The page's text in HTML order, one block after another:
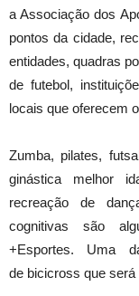
a Associação dos
pontos da cidade,
entidades, quadras
de futebol,
locais que oferecem
Zumba, pilates,
ginástica melhor
recreação de
cognitivas são
+Esportes. Uma
de bicicross que